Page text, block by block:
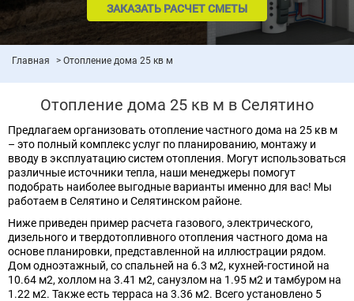
ЗАКАЗАТЬ РАСЧЕТ СМЕТЫ
Главная Отопление дома 25 кв м
Отопление дома 25 кв м в Селятино
Предлагаем организовать отопление частного дома на 25 кв м
– это полный комплекс услуг по планированию, монтажу и
вводу в эксплуатацию систем отопления. Могут использоваться
различные источники тепла, наши менеджеры помогут
подобрать наиболее выгодные варианты именно для вас! Мы
работаем в Селятино и Селятинском районе.
Ниже приведен пример расчета газового, электрического,
дизельного и твердотопливного отопления частного дома на
основе планировки, представленной на иллюстрации рядом.
Дом одноэтажный, со спальней на 6.3 м2, кухней-гостиной на
10.64 м2, холлом на 3.41 м2, санузлом на 1.95 м2 и тамбуром на
1.22 м2. Также есть терраса на 3.36 м2. Всего установлено 5